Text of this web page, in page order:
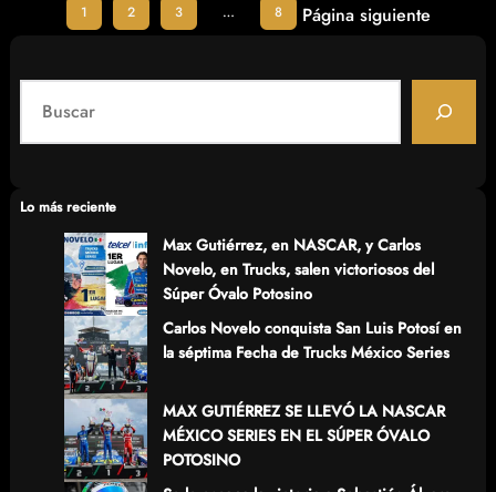
1 2 3 … 8 Página siguiente
a
cLo más reciente
Max Gutiérrez, en NASCAR, y Carlos
Novelo, en Trucks, salen victoriosos del
Súper Óvalo Potosino
Carlos Novelo conquista San Luis Potosí en
la séptima Fecha de Trucks México Series
MAX GUTIÉRREZ SE LLEVÓ LA NASCAR
MÉXICO SERIES EN EL SÚPER ÓVALO
POTOSINO